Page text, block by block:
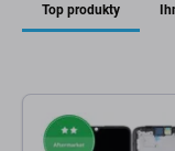
Top produkty